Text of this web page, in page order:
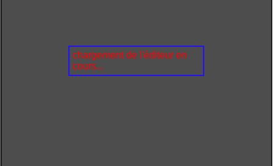
chargement de l'éditeur en
cours...